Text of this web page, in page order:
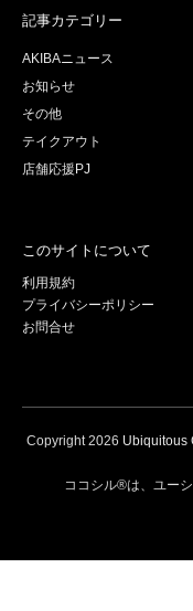
記事カテゴリー
AKIBAニュース
お知らせ
その他
テイクアウト
店舗応援PJ
このサイトについて
利用規約
プライバシーポリシー
お問合せ
Copyright2026 Ubiquitous
ココシル®は、ユー